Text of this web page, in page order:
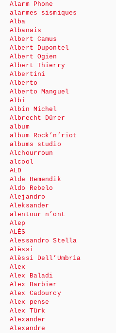
Alarm Phone
alarmes sismiques
Alba
Albanais
Albert Camus
Albert Dupontel
Albert Ogien
Albert Thierry
Albertini
Alberto
Alberto Manguel
Albi
Albin Michel
Albrecht Dürer
album
album Rock’n’riot
albums studio
Alchourroun
alcool
ALD
Alde Hemendik
Aldo Rebelo
Alejandro
Aleksander
alentour n’ont
Alep
ALÈS
Alessandro Stella
Alèssi
Alèssi Dell’Umbria
Alex
Alex Baladi
Alex Barbier
Alex Cadourcy
Alex pense
Alex Türk
Alexander
Alexandre